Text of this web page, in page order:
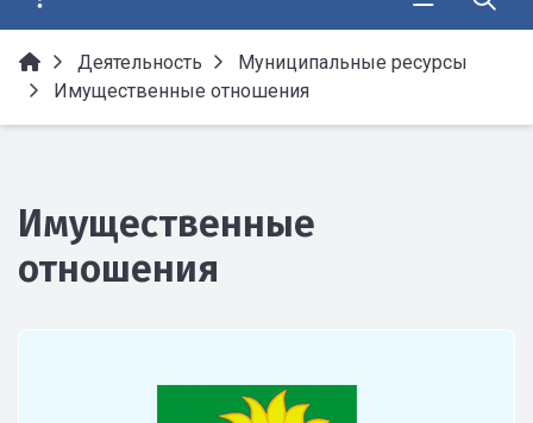
Деятельность
Муниципальные ресурсы
Имущественные отношения
Имущественные
отношения